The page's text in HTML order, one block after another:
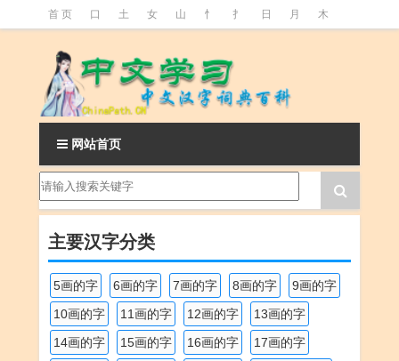
首 页 口 土 女 山 忄 扌 日 月 木
釒 阝 魚
网站首页
主要汉字分类
5画的字 6画的字 7画的字 8画的字
9画的字
10画的字
11画的字 12画的字
13画的字
14画的字
15画的字 16画的字
17画的字